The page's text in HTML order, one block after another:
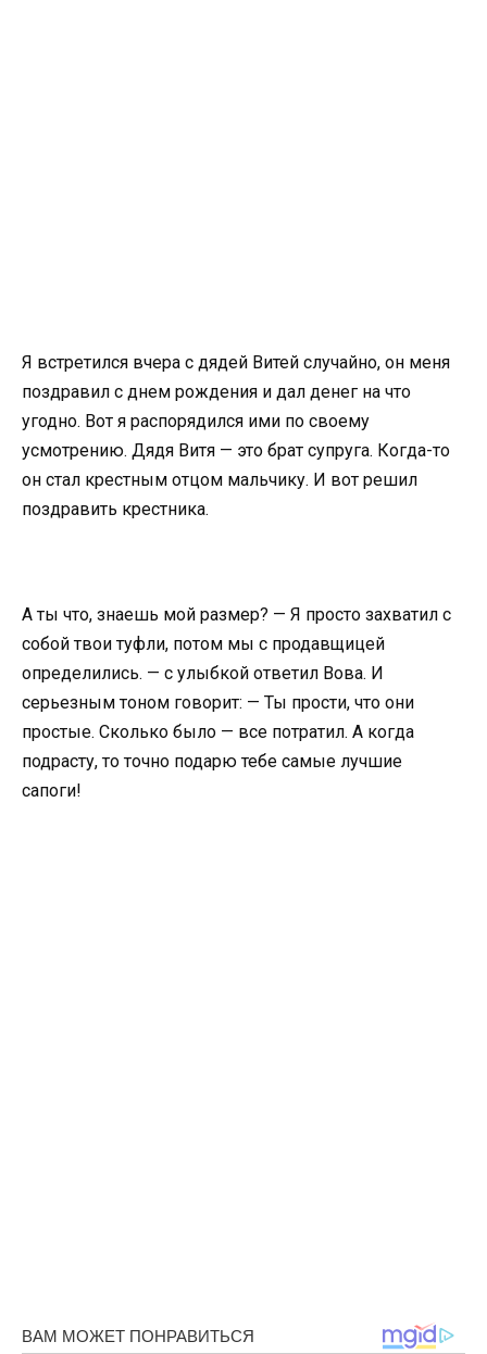
Я встретился вчера с дядей Витей случайно, он меня
поздравил с днем рождения и дал денег на что
угодно. Вот я распорядился ими по своему
усмотрению. Дядя Витя — это брат супруга. Когда-то
он стал крестным отцом мальчику. И вот решил
поздравить крестника.
А ты что, знаешь мой размер? — Я просто захватил с
собой твои туфли, потом мы с продавщицей
определились. — с улыбкой ответил Вова. И
серьезным тоном говорит: — Ты прости, что они
простые. Сколько было — все потратил. А когда
подрасту, то точно подарю тебе самые лучшие
сапоги!